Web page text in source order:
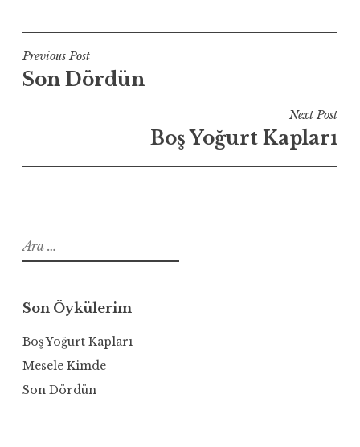
Yazı
gezinmesi
Previous Post
Son Dördün
Next Post
Boş Yoğurt Kapları
Arama:
Son Öykülerim
Boş Yoğurt Kapları
Mesele Kimde
Son Dördün